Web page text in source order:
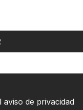
aviso de privacidad